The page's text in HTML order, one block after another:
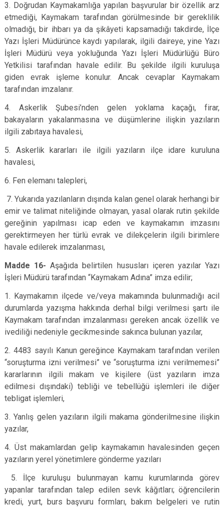
3. Doğrudan Kaymakamlığa yapılan başvurular bir özellik arz
etmediği, Kaymakam tarafından görülmesinde bir gereklilik
olmadığı, bir ihbarı ya da şikâyeti kapsamadığı takdirde, İlçe
Yazı İşleri Müdürünce kaydı yapılarak, ilgili daireye, yine Yazı
İşleri Müdürü veya yokluğunda Yazı İşleri Müdürlüğü Büro
Yetkilisi tarafından havale edilir. Bu şekilde ilgili kuruluşa
giden evrak işleme konulur. Ancak cevaplar Kaymakam
tarafından imzalanır.
4. Askerlik Şubesi’nden gelen yoklama kaçağı, firar,
bakayaların yakalanmasına ve düşümlerine ilişkin yazıların
ilgili zabıtaya havalesi,
5. Askerlik kararları ile ilgili yazıların ilçe idare kuruluna
havalesi,
6. Fen elemanı talepleri,
7. Yukarıda yazılanların dışında kalan genel olarak herhangi bir
emir ve talimat niteliğinde olmayan, yasal olarak rutin şekilde
gereğinin yapılması icap eden ve kaymakamın imzasını
gerektirmeyen her türlü evrak ve dilekçelerin ilgili birimlere
havale edilerek imzalanması,
Madde 16- Aşağıda belirtilen hususları içeren yazılar Yazı
İşleri Müdürü tarafından “Kaymakam Adına” imza edilir;
1. Kaymakamın ilçede ve/veya makamında bulunmadığı acil
durumlarda yazışma hakkında derhal bilgi verilmesi şartı ile
Kaymakam tarafından imzalanması gereken ancak özellik ve
ivediliği nedeniyle gecikmesinde sakınca bulunan yazılar,
2. 4483 sayılı Kanun gereğince Kaymakam tarafından verilen
“soruşturma izni verilmesi” ve “soruşturma izni verilmemesi”
kararlarının ilgili makam ve kişilere (üst yazıların imza
edilmesi dışındaki) tebliği ve tebellüğü işlemleri ile diğer
tebligat işlemleri,
3. Yanlış gelen yazıların ilgili makama gönderilmesine ilişkin
yazılar,
4. Üst makamlardan gelip kaymakamın havalesinden geçen
yazıların yerel yönetimlere gönderme yazıları
5. İlçe kuruluşu bulunmayan kamu kurumlarında görev
yapanlar tarafından talep edilen sevk kâğıtları; öğrencilerin
kredi, yurt, burs başvuru formları, bakım belgeleri ve rutin